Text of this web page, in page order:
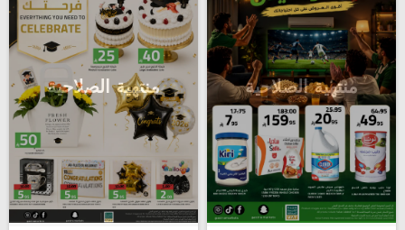
منتهية الصلاحية منتهية الصلاحية